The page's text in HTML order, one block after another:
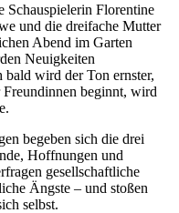
Schauspielerin Florentine
und die dreifache Mutter
Abend im Garten
Neuigkeiten
bald wird der Ton ernster,
Freundinnen beginnt, wird
begeben sich die drei
Hoffnungen und
gesellschaftliche
Ängste – und stoßen
selbst.